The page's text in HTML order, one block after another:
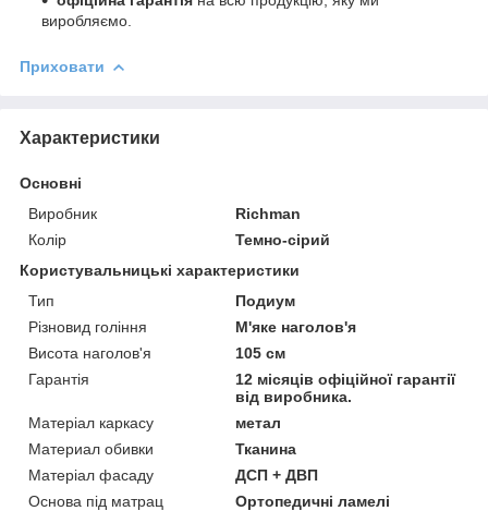
виробляємо.
Приховати
Характеристики
Основні
Виробник
Richman
Колір
Темно-сірий
Користувальницькі характеристики
Тип
Подиум
Різновид гоління
М'яке наголов'я
Висота наголов'я
105 см
Гарантія
12 місяців офіційної гарантії
від виробника.
Матеріал каркасу
метал
Материал обивки
Тканина
Матеріал фасаду
ДСП + ДВП
Основа під матрац
Ортопедичні ламелі